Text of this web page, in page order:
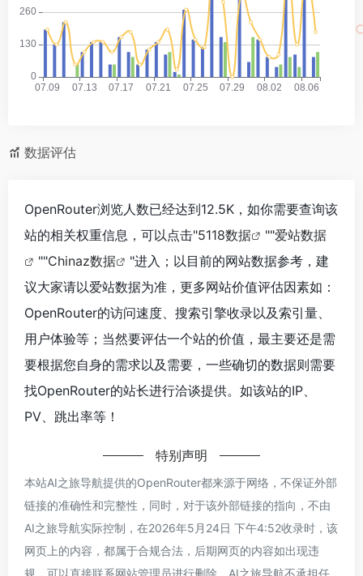
数据评估
OpenRouter浏览人数已经达到12.5K，如你需要查询该
站的相关权重信息，可以点击"5118数据 ""爱站数据
""Chinaz数据
"进入；以目前的网站数据参考，建
议大家请以爱站数据为准，更多网站价值评估因素如：
OpenRouter的访问速度、搜索引擎收录以及索引量、
用户体验等；当然要评估一个站的价值，最主要还是需
要根据您自身的需求以及需要，一些确切的数据则需要
找OpenRouter的站长进行洽谈提供。如该站的IP、
PV、跳出率等！
特别声明
本站AI之旅导航提供的OpenRouter都来源于网络，不保证外部
链接的准确性和完整性，同时，对于该外部链接的指向，不由
AI之旅导航实际控制，在2026年5月24日 下午4:52收录时，该
网页上的内容，都属于合规合法，后期网页的内容如出现违
规，可以直接联系网站管理员进行删除，AI之旅导航不承担任